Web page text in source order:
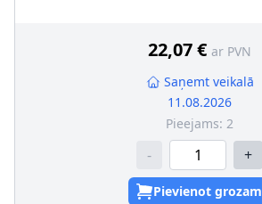
22,07 € ar PVN
Saņemt veikalā
11.08.2026
Pieejams: 2
- +
Pievienot grozam